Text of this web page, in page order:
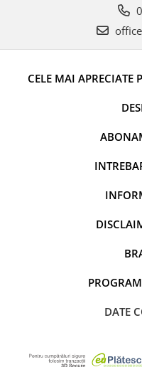
CELE MAI APRECIATE
DATE